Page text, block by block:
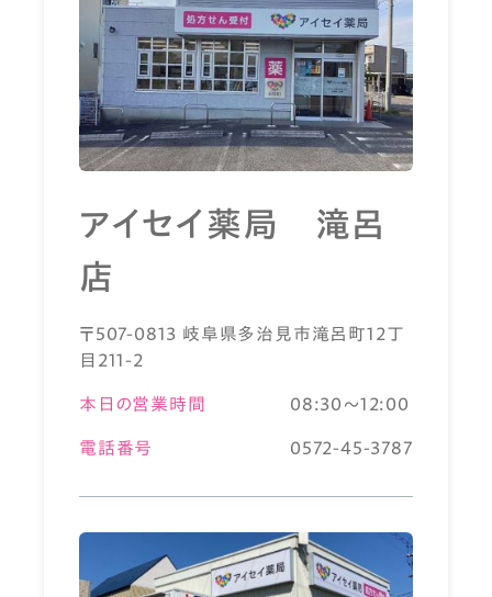
アイセイ薬局 滝呂
店
〒507-0813 岐阜県多治見市滝呂町12丁
目211-2
本日の営業時間 08:30～12:00
電話番号 0572-45-3787